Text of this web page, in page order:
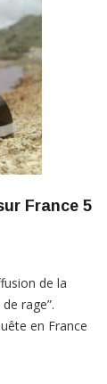
France 5
de la
rage”.
en France